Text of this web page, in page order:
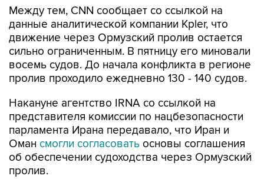
Между тем, CNN сообщает со ссылкой на
данные аналитической компании Kpler, что
движение через Ормузский пролив остается
сильно ограниченным. В пятницу его миновали
восемь судов. До начала конфликта в регионе
пролив проходило ежедневно 130 - 140 судов.
Накануне агентство IRNA со ссылкой на
представителя комиссии по нацбезопасности
парламента Ирана передавало, что Иран и
Оман смогли согласовать основы соглашения
об обеспечении судоходства через Ормузский
пролив.